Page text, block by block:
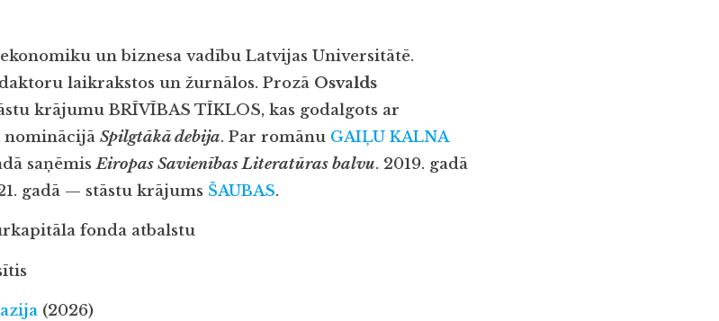
ekonomiku un biznesa vadību Latvijas Universitātē.
laikrakstos un žurnālos. Prozā Osvalds
krājumu BRĪVĪBAS TĪKLOS, kas godalgots ar
nominācijā Spilgtākā debija. Par romānu GAIĻU KALNA
saņēmisEiropas Savienības Literatūras balvu. 2019. gadā
gadā — stāstu krājums ŠAUBAS.
fonda atbalstu
(2026)